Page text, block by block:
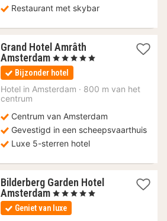
Restaurant met skybar
Grand Hotel Amrâth
Amsterdam 1
nacht
vanaf
212,79
, 5 Sterren
Bijzonder hotel
Hotel in Amsterdam · 800 m van het
centrum
Centrum van Amsterdam
Gevestigd in een scheepsvaarthuis
Luxe 5-sterren hotel
Bilderberg Garden Hotel
Amsterdam 1
nacht
vanaf
, 5 Sterren
Geniet van luxe